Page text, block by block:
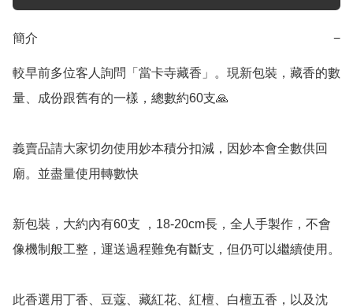
簡介 −
較早前多位客人詢問「當卡寺藏香」。現新包裝，藏香的數
量、成份跟舊有的一樣，總數約60支🙏
義賣品請大家切勿使用妙本積分扣減，因妙本會全數供回
廟。並盡量使用轉數快
新包裝，大約內有60支 ，18-20cm長，全人手製作，不會
像機制般工整，運送過程難免有斷支，但仍可以繼續使用。
此香選用丁香、豆蔻、藏紅花、紅檀、白檀五香，以及沈